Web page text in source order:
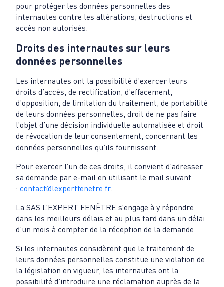
pour protéger les données personnelles des
internautes contre les altérations, destructions et
accès non autorisés.
Droits des internautes sur leurs
données personnelles
Les internautes ont la possibilité d’exercer leurs
droits d’accès, de rectification, d’effacement,
d’opposition, de limitation du traitement, de portabilité
de leurs données personnelles, droit de ne pas faire
l’objet d’une décision individuelle automatisée et droit
de révocation de leur consentement, concernant les
données personnelles qu’ils fournissent.
Pour exercer l’un de ces droits, il convient d’adresser
sa demande par e-mail en utilisant le mail suivant
: contact@lexpertfenetre.fr.
La SAS L’EXPERT FENÊTRE s’engage à y répondre
dans les meilleurs délais et au plus tard dans un délai
d’un mois à compter de la réception de la demande.
Si les internautes considèrent que le traitement de
leurs données personnelles constitue une violation de
la législation en vigueur, les internautes ont la
possibilité d’introduire une réclamation auprès de la